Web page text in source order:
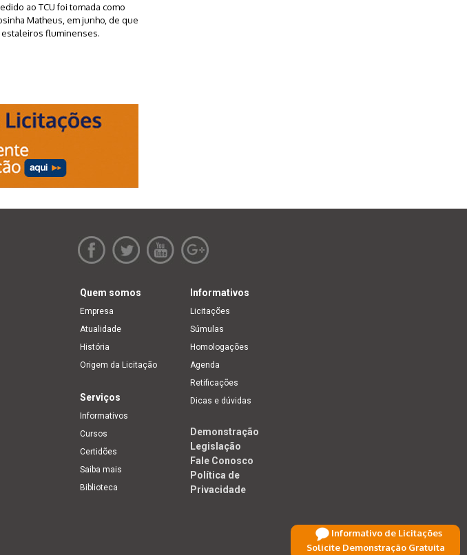
ao TCU foi tomada como
Matheus, em junho, de que
estaleiros fluminenses.
Informativo de Licitações
Solicite Demonstração Gratuita
Quem somos
Empresa
Atualidade
História
Origem da Licitação
Informativos
Licitações
Súmulas
Homologações
Agenda
Retificações
Dicas e dúvidas
Serviços
Informativos
Cursos
Certidões
Saiba mais
Biblioteca
Demonstração
Legislação
Fale Conosco
Política de
Privacidade